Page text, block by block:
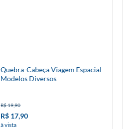
Quebra-Cabeça Viagem Espacial
Modelos Diversos
R$ 19,90
R$ 17,90
à vista